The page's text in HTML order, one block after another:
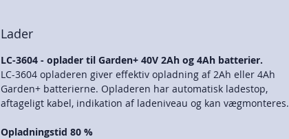
Lader
LC-3604 - oplader til Garden+ 40V 2Ah og 4Ah batterier.
LC-3604 opladeren giver effektiv opladning af 2Ah eller 4Ah
Garden+ batterierne. Opladeren har automatisk ladestop,
aftageligt kabel, indikation af ladeniveau og kan vægmonteres.
Opladningstid 80 %